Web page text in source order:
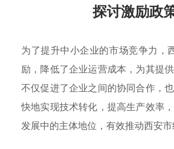
探讨激励政
为了提升中小企业的市场竞争力，
励，降低了企业运营成本，为其提
不仅促进了企业之间的协同合作，
快地实现技术转化，提高生产效率
发展中的主体地位，有效推动西安